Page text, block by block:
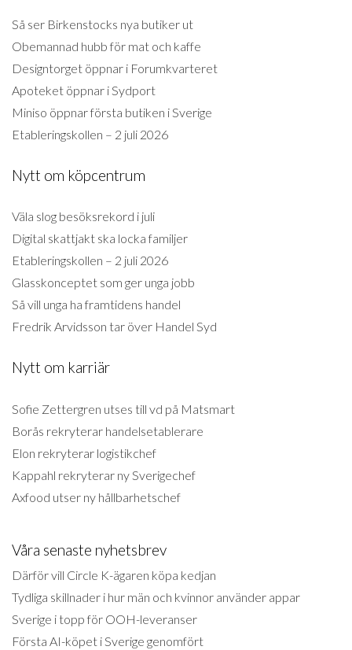
Så ser Birkenstocks nya butiker ut
Obemannad hubb för mat och kaffe
Designtorget öppnar i Forumkvarteret
Apoteket öppnar i Sydport
Miniso öppnar första butiken i Sverige
Etableringskollen – 2 juli 2026
Nytt om köpcentrum
Väla slog besöksrekord i juli
Digital skattjakt ska locka familjer
Etableringskollen – 2 juli 2026
Glasskonceptet som ger unga jobb
Så vill unga ha framtidens handel
Fredrik Arvidsson tar över Handel Syd
Nytt om karriär
Sofie Zettergren utses till vd på Matsmart
Borås rekryterar handelsetablerare
Elon rekryterar logistikchef
Kappahl rekryterar ny Sverigechef
Axfood utser ny hållbarhetschef
Våra senaste nyhetsbrev
Därför vill Circle K-ägaren köpa kedjan
Tydliga skillnader i hur män och kvinnor använder appar
Sverige i topp för OOH-leveranser
Första AI-köpet i Sverige genomfört